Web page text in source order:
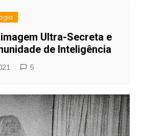
Ultra-Secreta e
de Inteligência
5